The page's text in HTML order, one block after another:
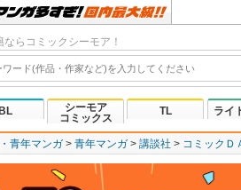
らコミックシーモア！
BL
シーモア
コミックス
TL ライ
青年マンガ 青年マンガ 講談社 コミックＤ